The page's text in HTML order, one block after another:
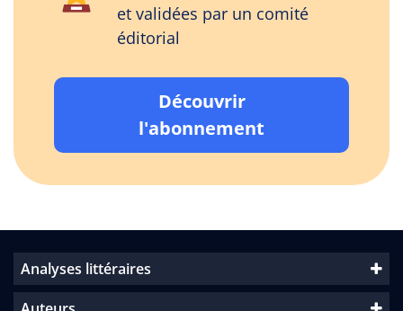
et validées par un comité
éditorial
Découvrir
l'abonnement
Analyses littéraires